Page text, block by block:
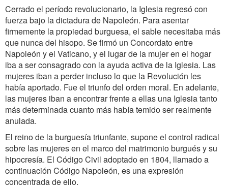
Cerrado el período revolucionario, la Iglesia regresó con
fuerza bajo la dictadura de Napoleón. Para asentar
firmemente la propiedad burguesa, el sable necesitaba más
que nunca del hisopo. Se firmó un Concordato entre
Napoleón y el Vaticano, y el lugar de la mujer en el hogar
iba a ser consagrado con la ayuda activa de la Iglesia. Las
mujeres iban a perder incluso lo que la Revolución les
había aportado. Fue el triunfo del orden moral. En adelante,
las mujeres iban a encontrar frente a ellas una Iglesia tanto
más determinada cuanto más había temido ser realmente
anulada.
El reino de la burguesía triunfante, supone el control radical
sobre las mujeres en el marco del matrimonio burgués y su
hipocresía. El Código Civil adoptado en 1804, llamado a
continuación Código Napoleón, es una expresión
concentrada de ello.